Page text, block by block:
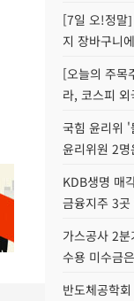
[7일 오!정말
지 장바구니
[오늘의 주목
라, 코스피
국힘 윤리위 '
윤리위원 2명
KDB생명 매
금융지주 3곳
가스공사 2
수용 미수금
반도체공학